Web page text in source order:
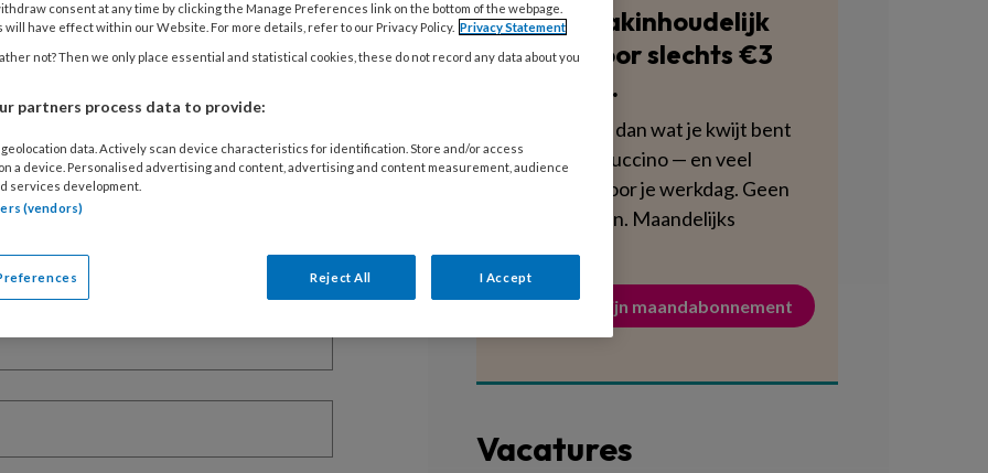
lezen?
lees 2 artikelen gratis per maand
Blijf vakinhoudelijk
scherp voor slechts €3
per week.
Dat is minder dan wat je kwijt bent
aan een cappuccino — en veel
voedzamer voor je werkdag. Geen
verplichtingen. Maandelijks
Activeer mijn maandabonnement
Vacatures
consent at any time by clicking the Manage Preferences link on the bottom of the webpage.
will have effect within our Website. For more details, refer to our Privacy Policy. Privacy Statement
not? Then we only place essential and statistical cookies, these do not record any data about you
partners process data to provide:
data. Actively scan device characteristics for identification. Store and/or access
a device. Personalised advertising and content, advertising and content measurement, audience
services development.
(vendors)
Reject All I Accept